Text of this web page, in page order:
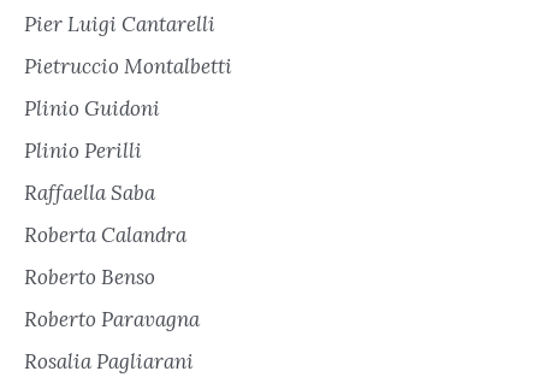
Pier Luigi Cantarelli
Pietruccio Montalbetti
Plinio Guidoni
Plinio Perilli
Raffaella Saba
Roberta Calandra
Roberto Benso
Roberto Paravagna
Rosalia Pagliarani